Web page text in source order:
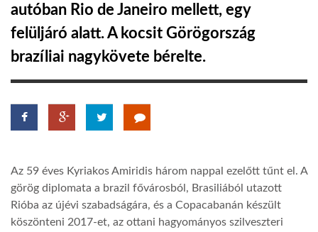
GLOBOTV BP
TROPICALMAGAZIN
AFRIKA TUDÁSTÁR
autóban Rio de Janeiro mellett, egy
felüljáró alatt. A kocsit Görögország
brazíliai nagykövete bérelte.
Az 59 éves Kyriakos Amiridis három nappal ezelőtt tűnt el. A
görög diplomata a brazil fővárosból, Brasiliából utazott
Rióba az újévi szabadságára, és a Copacabanán készült
köszönteni 2017-et, az ottani hagyományos szilveszteri